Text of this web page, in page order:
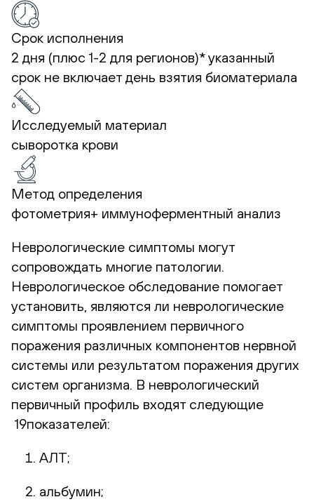
Срок исполнения
2 дня (плюс 1-2 для регионов)*указанный
срок не включает день взятия биоматериала
Исследуемый материал
сыворотка крови
Метод определения
фотометрия+ иммуноферментный анализ
Неврологические симптомы могут
сопровождать многие патологии.
Неврологическое обследование помогает
установить, являются ли неврологические
симптомы проявлением первичного
поражения различных компонентов нервной
системы или результатом поражения других
систем организма. В неврологический
первичный профиль входят следующие
19показателей:
АЛТ;
альбумин;